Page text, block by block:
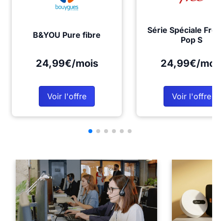
B&YOU Pure fibre
24,99€/mois
Voir l'offre
Série Spéciale
Pop S
24,99€/
Voir l'offre